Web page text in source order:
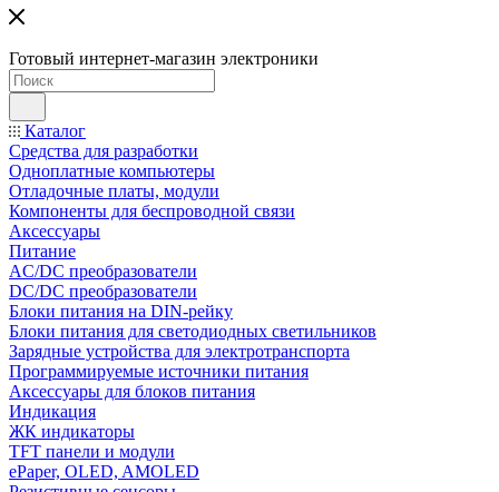
Готовый интернет-магазин электроники
Каталог
Средства для разработки
Одноплатные компьютеры
Отладочные платы, модули
Компоненты для беспроводной связи
Аксессуары
Питание
AC/DC преобразователи
DC/DC преобразователи
Блоки питания на DIN-рейку
Блоки питания для светодиодных светильников
Зарядные устройства для электротранспорта
Программируемые источники питания
Аксессуары для блоков питания
Индикация
ЖК индикаторы
TFT панели и модули
ePaper, OLED, AMOLED